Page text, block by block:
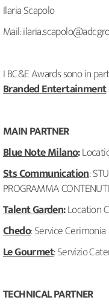
Ilaria Scapolo
Mail:
I BC&E Awards sono in
Branded Entertainment
MAIN PARTNER
Blue Note Milano:
Sts Communication:
PROGRAMMA CONTENUTI
Talent Garden:Location
Chedo: Service Cerimonia
Le Gourmet: Servizio
TECHNICAL PARTNER